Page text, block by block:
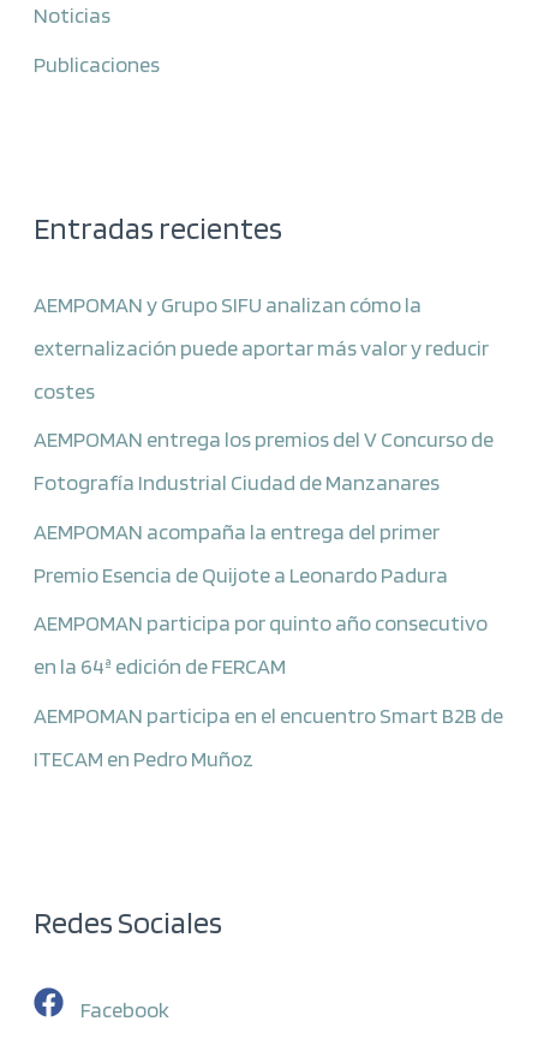
Noticias
Publicaciones
Entradas recientes
AEMPOMAN y Grupo SIFU analizan cómo la
externalización puede aportar más valor y reducir
costes
AEMPOMAN entrega los premios del V Concurso de
Fotografía Industrial Ciudad de Manzanares
AEMPOMAN acompaña la entrega del primer
Premio Esencia de Quijote a Leonardo Padura
AEMPOMAN participa por quinto año consecutivo
en la 64ª edición de FERCAM
AEMPOMAN participa en el encuentro Smart B2B de
ITECAM en Pedro Muñoz
Redes Sociales
Facebook